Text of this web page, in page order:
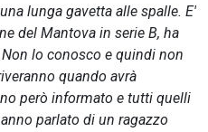
lunga gavetta alle spalle. E'
del Mantova in serie B, ha
lo conosco e quindi non
quando avrà
però informato e tutti quelli
parlato di un ragazzo